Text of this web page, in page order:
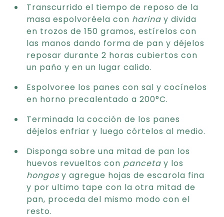
Transcurrido el tiempo de reposo de la
masa espolvoréela con harina y divida
en trozos de 150 gramos, estírelos con
las manos dando forma de pan y déjelos
reposar durante 2 horas cubiertos con
un paño y en un lugar calido.
Espolvoree los panes con sal y cocínelos
en horno precalentado a 200°C.
Terminada la cocción de los panes
déjelos enfriar y luego córtelos al medio.
Disponga sobre una mitad de pan los
huevos revueltos con panceta y los
hongos y agregue hojas de escarola fina
y por ultimo tape con la otra mitad de
pan, proceda del mismo modo con el
resto.